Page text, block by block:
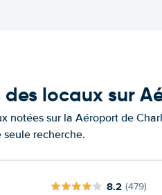
locaux sur
notées sur la Aéroport de
recherche.
8.2 (479)